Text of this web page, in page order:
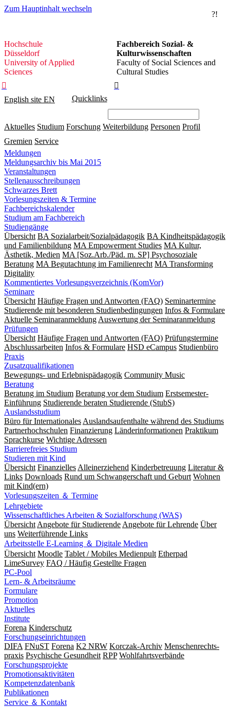
Zum Hauptinhalt wechseln
?!
Hochschule
Düsseldorf
Hochschule
Düsseldorf
University of Applied
Sciences
Fachbereich Sozial- &
Kulturwissenschaften
Faculty of Social Sciences and
Cultural Studies


English site EN Quicklinks
Aktuelles Studium Forschung Weiterbildung Personen Profil
Gremien Service
Meldungen
Meldungsarchiv bis Mai 2015
Veranstaltungen
Stellenausschreibungen
Schwarzes Brett
Vorlesungszeiten & Termine
Fachbereichskalender
Studium am Fachbereich
Studiengänge
Übersicht BA Sozialarbeit/Sozialpädagogik BA Kindheitspädagogik
und Familienbildung MA Empowerment Studies MA Kultur,
Ästhetik, Medien MA [Soz.Arb./Päd. m. SP] Psychosoziale
Beratung MA Begut­ach­tung im Fami­lien­recht MA Transforming
Digitality
Kommentiertes Vorlesungsverzeichnis (KomVor)
Seminare
Übersicht Häufige Fragen und Antworten (FAQ) Seminartermine
Studierende mit besonderen Studienbedingungen Infos & Formulare
Aktuelle Seminaranmeldung Auswertung der Seminaranmeldung
Prüfungen
Übersicht Häufige Fragen und Antworten (FAQ) Prüfungstermine
Abschlussarbeiten Infos & Formulare HSD eCampus Studienbüro
Praxis
Zusatzqualifikationen
Bewegungs- und Erlebnispädagogik Community Music
Beratung
Beratung im Studium Beratung vor dem Studium Erstsemester-
Einführung Studierende beraten Studierende (StubS)
Auslandsstudium
Büro für Internationales Auslandsaufenthalte während des Studiums
Partnerhochschulen Finanzierung Länderinformationen Praktikum
Sprachkurse Wichtige Adressen
Barrierefreies Studium
Studieren mit Kind
Übersicht Finanzielles Alleinerziehend Kinderbetreuung Literatur &
Links Downloads Rund um Schwangerschaft und Geburt Wohnen
mit Kind(ern)
Vorlesungszeiten ＆ Termine
Lehrgebiete
Wissenschaftliches Arbeiten & Sozialforschung (WAS)
Übersicht Angebote für Studierende Angebote für Lehrende Über
uns Weiterführende Links
Arbeitsstelle E-Learning ＆ Digitale Medien
Übersicht Moodle Tablet / Mobiles Medienpult Etherpad
LimeSurvey FAQ / Häufig Gestellte Fragen
PC-Pool
Lern- & Arbeitsräume
Formulare
Promotion
Aktuelles
Institute
Forena Kinderschutz
Forschungseinrichtungen
DIFA FNuST Forena K2 NRW Korczak-Archiv Men­schen­rechts­
praxis Psy­chische Gesund­heit RPP Wohlfahrts­verbände
Forschungsprojekte
Promotionsaktivitäten
Kompetenzdatenbank
Publikationen
Service ＆ Kontakt